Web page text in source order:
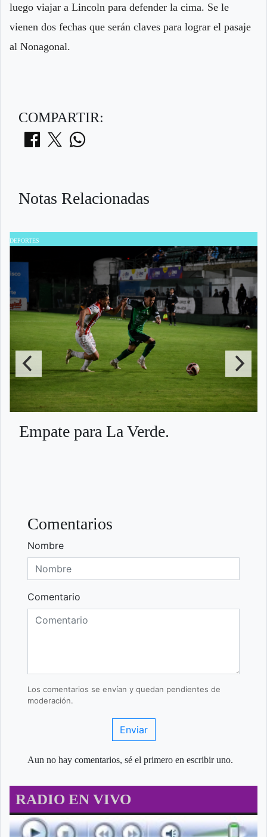
luego viajar a Lincoln para defender la cima. Se le
vienen dos fechas que serán claves para lograr el pasaje
al Nonagonal.
COMPARTIR:
Notas Relacionadas
DEPORTES
Empate para La Verde.
Comentarios
Nombre
Comentario
Los comentarios se envían y quedan pendientes de
moderación.
Enviar
Aun no hay comentarios, sé el primero en escribir uno.
RADIO EN VIVO